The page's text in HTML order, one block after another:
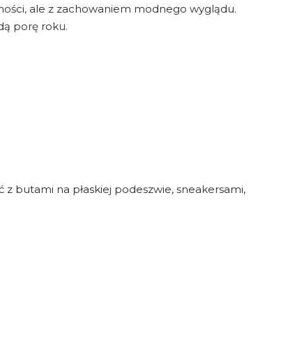
ale z zachowaniem modnego wyglądu.
porę roku.
butami na płaskiej podeszwie, sneakersami,